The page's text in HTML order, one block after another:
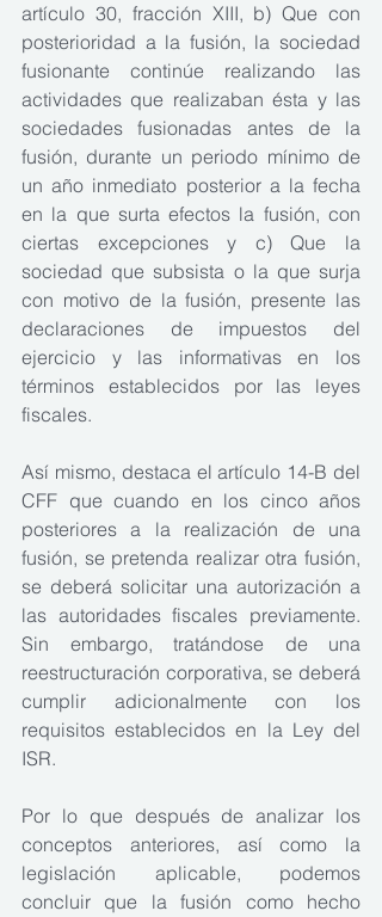
artículo 30, fracción XIII, b) Que con
posterioridad a la fusión, la sociedad
fusionante continúe realizando las
actividades que realizaban ésta y las
sociedades fusionadas antes de la
fusión, durante un periodo mínimo de
un año inmediato posterior a la fecha
en la que surta efectos la fusión, con
ciertas excepciones y c) Que la
sociedad que subsista o la que surja
con motivo de la fusión, presente las
declaraciones de impuestos del
ejercicio y las informativas en los
términos establecidos por las leyes
fiscales.
Así mismo, destaca el artículo 14-B del
CFF que cuando en los cinco años
posteriores a la realización de una
fusión, se pretenda realizar otra fusión,
se deberá solicitar una autorización a
las autoridades fiscales previamente.
Sin embargo, tratándose de una
reestructuración corporativa, se deberá
cumplir adicionalmente con los
requisitos establecidos en la Ley del
ISR.
Por lo que después de analizar los
conceptos anteriores, así como la
legislación aplicable, podemos
concluir que la fusión como hecho